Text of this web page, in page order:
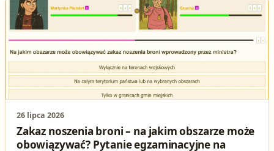
26 lipca 2026
Zakaz noszenia broni – na jakim obszarze może
obowiązywać? Pytanie egzaminacyjne na